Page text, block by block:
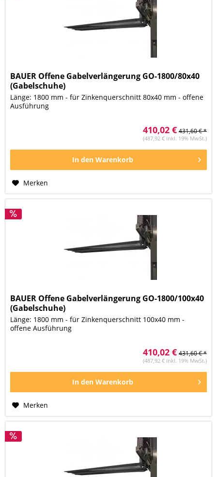
BAUER Offene Gabelverlängerung GO-1800/80x40
(Gabelschuhe)
Länge: 1800 mm - für Zinkenquerschnitt 80x40 mm - offene
Ausführung
410,02 € 431,60 € *
(487,92 € inkl. 19% MwSt.)
In den Warenkorb
Merken
BAUER Offene Gabelverlängerung GO-1800/100x40
(Gabelschuhe)
Länge: 1800 mm - für Zinkenquerschnitt 100x40 mm -
offene Ausführung
410,02 € 431,60 € *
(487,92 € inkl. 19% MwSt.)
In den Warenkorb
Merken